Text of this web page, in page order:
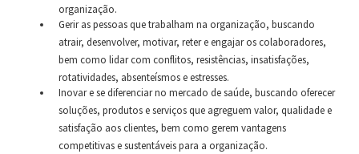
organização.
Gerir as pessoas que trabalham na organização, buscando
atrair, desenvolver, motivar, reter e engajar os colaboradores,
bem como lidar com conflitos, resistências, insatisfações,
rotatividades, absenteísmos e estresses.
Inovar e se diferenciar no mercado de saúde, buscando oferecer
soluções, produtos e serviços que agreguem valor, qualidade e
satisfação aos clientes, bem como gerem vantagens
competitivas e sustentáveis para a organização.